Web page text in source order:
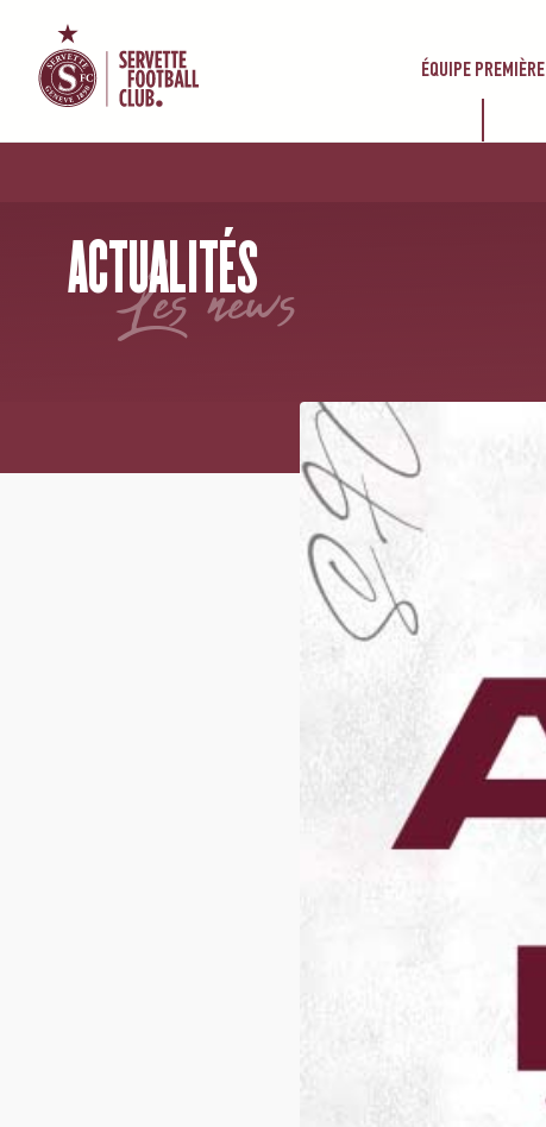
ÉQUIPE PREMIÈRE
ACTUALITÉS
les news